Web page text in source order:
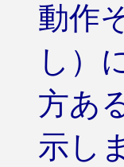
動作
し）
方あ
示し